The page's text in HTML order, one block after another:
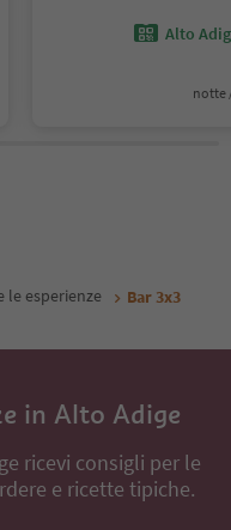
Alto
notte
le esperienze Bar 3x3
in Alto Adige
ricevi consigli per le
e ricette tipiche.